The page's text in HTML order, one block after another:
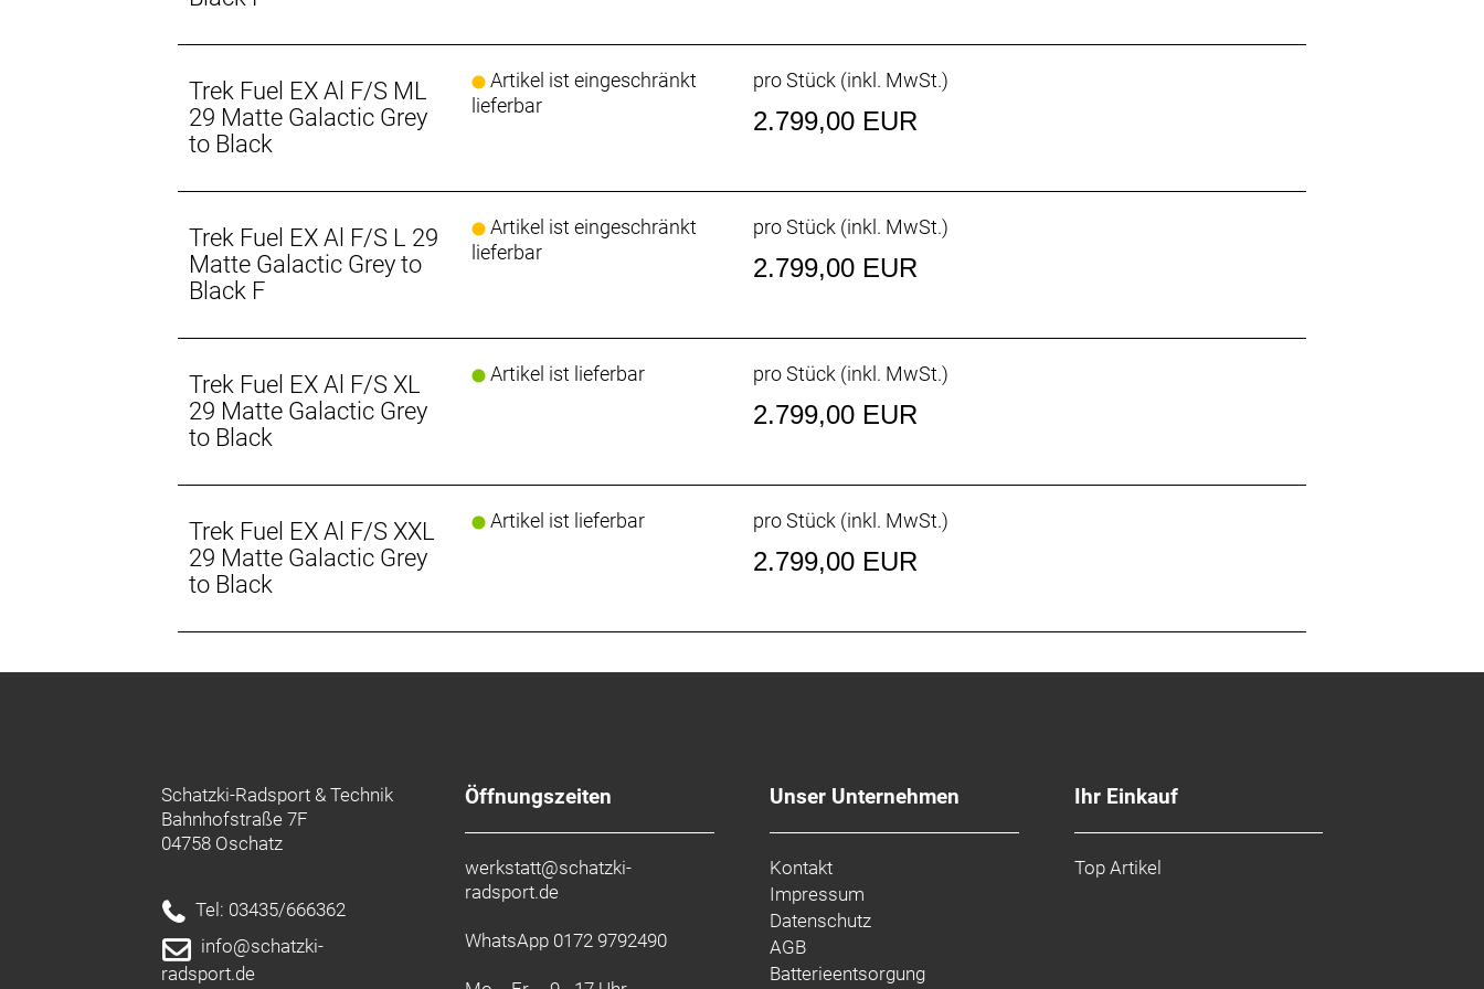
Größenspezifische Kettenstreben sorgen für ein ausgewogenes Handling: hohe Agilität für kleinere Fahrer:innen, optimale
Vorderradtraktion auf Anstiegen für größere Fahrer:innen.
Vorne stattlich, hinten spritzig
Du willst von der Agilität von 27,5"-Laufrädern profitieren, willst aber nicht auf die Schnelligkeit eines 29er verzichten? Mit dem
Trek Fuel EX Al F/S ML
29 Matte Galactic Grey
to Black
Artikel ist eingeschränkt
lieferbar
pro Stück (inkl. MwSt.)
2.799,00 EUR
Trek Fuel EX Al F/S L 29
Matte Galactic Grey to
Black F
Artikel ist eingeschränkt
lieferbar
pro Stück (inkl. MwSt.)
2.799,00 EUR
Trek Fuel EX Al F/S XL
29 Matte Galactic Grey
to Black
Artikel ist lieferbar pro Stück (inkl. MwSt.)
2.799,00 EUR
Trek Fuel EX Al F/S XXL
29 Matte Galactic Grey
to Black
Artikel ist lieferbar pro Stück (inkl. MwSt.)
2.799,00 EUR
Schatzki-Radsport & Technik
Bahnhofstraße 7F
04758 Oschatz
Tel: 03435/666362
info@schatzki-
radsport.de
Öffnungszeiten
werkstatt@schatzki-
radsport.de
WhatsApp 0172 9792490
Unser Unternehmen
Kontakt
Impressum
Datenschutz
AGB
Batterieentsorgung
Ihr Einkauf
Top Artikel